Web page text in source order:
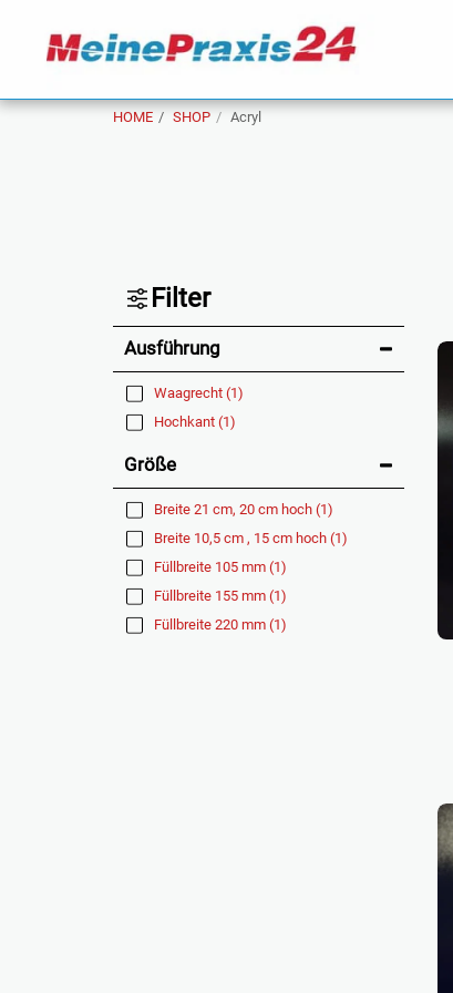
HOME SHOP Acryl
Filter
Größe
Breite 21 cm, 20 cm hoch(1)
Breite 10,5 cm , 15 cm hoch(1)
Füllbreite 105 mm(1)
Füllbreite 155 mm(1)
Füllbreite 220 mm(1)
Ausführung
Waagrecht(1)
Hochkant(1)